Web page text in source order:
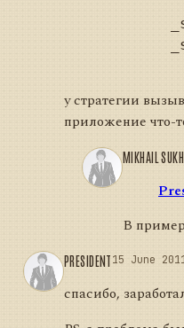
у стратегии
приложение что-
MIKHAIL
В
PRESIDENT15 June
спасибо,